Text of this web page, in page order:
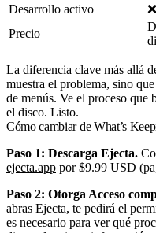
Desarrollo activo
Precio
La diferencia clave más allá
muestra el problema, sino
de menús. Ve el proceso que
el disco. Listo.
Cómo cambiar de What’s
Paso 1: Descarga Ejecta.
ejecta.app por $9.99 USD
Paso 2: Otorga Acceso
abras Ejecta, te pedirá el
es necesario para ver qué